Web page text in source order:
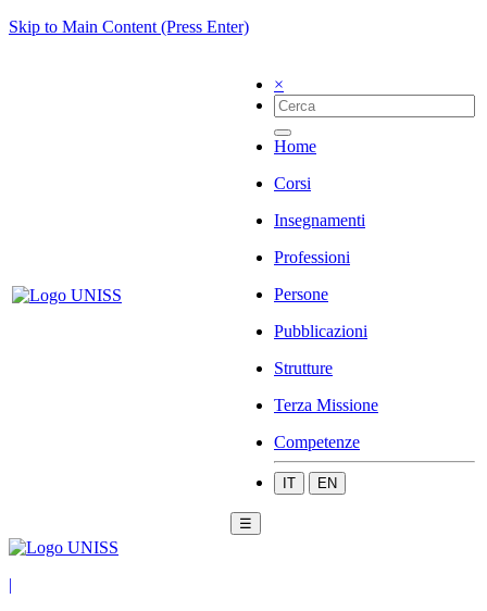
Skip to Main Content (Press Enter)
×
Home
Corsi
Insegnamenti
Professioni
Persone
Pubblicazioni
Strutture
Terza Missione
Competenze
IT EN
☰
|